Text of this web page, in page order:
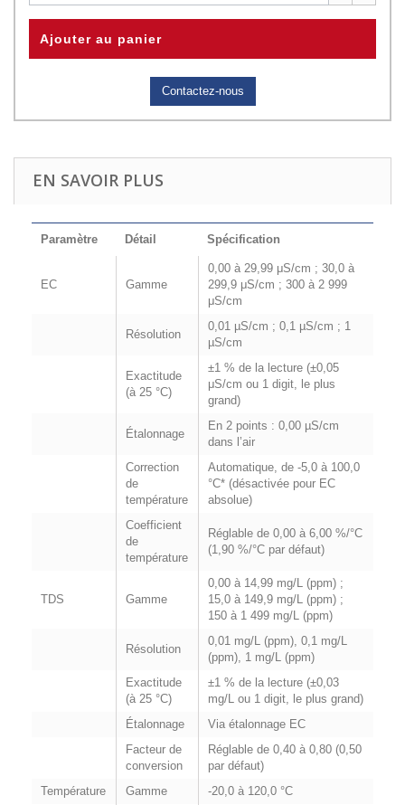
Ajouter au panier
Contactez-nous
EN SAVOIR PLUS
Paramètre Détail Spécification
EC Gamme
0,00 à 29,99 μS/cm ; 30,0 à
299,9 μS/cm ; 300 à 2 999
μS/cm
Résolution
0,01 µS/cm ; 0,1 µS/cm ; 1
µS/cm
Exactitude
(à 25 °C)
±1 % de la lecture (±0,05
μS/cm ou 1 digit, le plus
grand)
Étalonnage
En 2 points : 0,00 µS/cm
dans l’air
Correction
de
température
Automatique, de -5,0 à 100,0
°C* (désactivée pour EC
absolue)
Coefficient
de
température
Réglable de 0,00 à 6,00 %/°C
(1,90 %/°C par défaut)
TDS Gamme
0,00 à 14,99 mg/L (ppm) ;
15,0 à 149,9 mg/L (ppm) ;
150 à 1 499 mg/L (ppm)
Résolution
0,01 mg/L (ppm), 0,1 mg/L
(ppm), 1 mg/L (ppm)
Exactitude
(à 25 °C)
±1 % de la lecture (±0,03
mg/L ou 1 digit, le plus grand)
Étalonnage
Via étalonnage EC
Facteur de
conversion
Réglable de 0,40 à 0,80 (0,50
par défaut)
Température
Gamme -20,0 à 120,0 °C